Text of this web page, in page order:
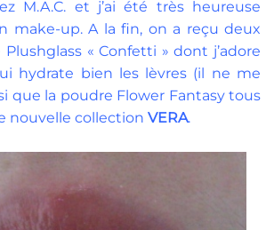
M.A.C. et j’ai été très heureuse
make-up. A la fin, on a reçu deux
Plushglass « Confetti » dont j’adore
hydrate bien les lèvres (il ne me
que la poudre Flower Fantasy tous
nouvelle collection VERA.